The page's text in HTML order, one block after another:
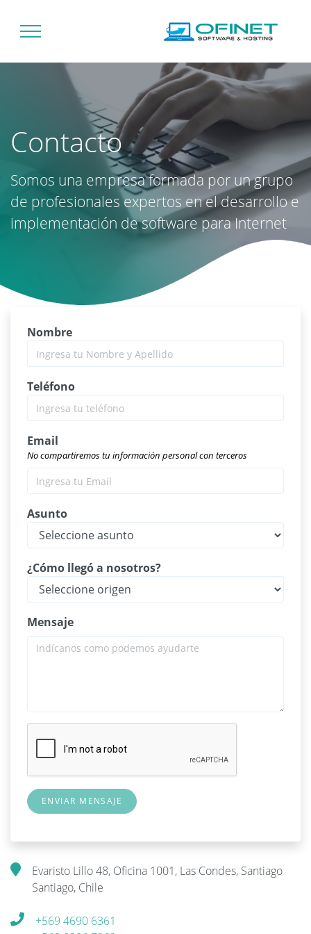
Contacto
Somos una empresa formada por un grupo
de profesionales expertos en el desarrollo e
implementación de software para Internet
Nombre
Teléfono
Email
No compartiremos tu información personal con terceros
Asunto
¿Cómo llegó a nosotros?
Mensaje
Evaristo Lillo 48, Oficina 1001, Las Condes, Santiago
Santiago, Chile
+569 4690 6361